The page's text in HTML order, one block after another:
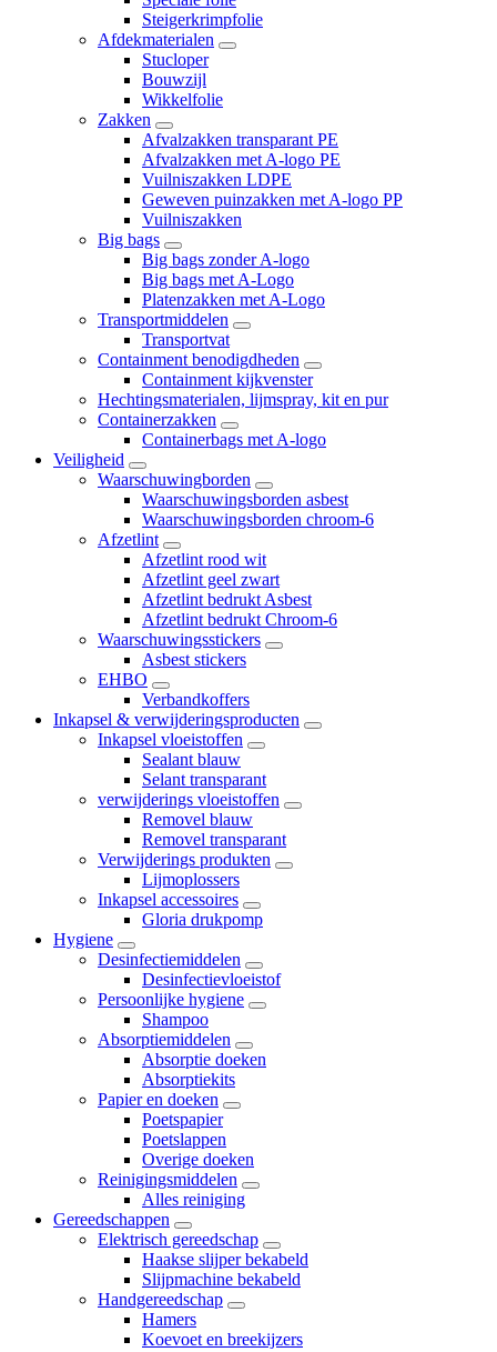
Steigerkrimpfolie
Afdekmaterialen
Stucloper
Bouwzijl
Wikkelfolie
Zakken
Afvalzakken transparant PE
Afvalzakken met A-logo PE
Vuilniszakken LDPE
Geweven puinzakken met A-logo PP
Vuilniszakken
Big bags
Big bags zonder A-logo
Big bags met A-Logo
Platenzakken met A-Logo
Transportmiddelen
Transportvat
Containment benodigdheden
Containment kijkvenster
Hechtingsmaterialen, lijmspray, kit en pur
Containerzakken
Containerbags met A-logo
Veiligheid
Waarschuwingborden
Waarschuwingsborden asbest
Waarschuwingsborden chroom-6
Afzetlint
Afzetlint rood wit
Afzetlint geel zwart
Afzetlint bedrukt Asbest
Afzetlint bedrukt Chroom-6
Waarschuwingsstickers
Asbest stickers
EHBO
Verbandkoffers
Inkapsel & verwijderingsproducten
Inkapsel vloeistoffen
Sealant blauw
Selant transparant
verwijderings vloeistoffen
Removel blauw
Removel transparant
Verwijderings produkten
Lijmoplossers
Inkapsel accessoires
Gloria drukpomp
Hygiene
Desinfectiemiddelen
Desinfectievloeistof
Persoonlijke hygiene
Shampoo
Absorptiemiddelen
Absorptie doeken
Absorptiekits
Papier en doeken
Poetspapier
Poetslappen
Overige doeken
Reinigingsmiddelen
Alles reiniging
Gereedschappen
Elektrisch gereedschap
Haakse slijper bekabeld
Slijpmachine bekabeld
Handgereedschap
Hamers
Koevoet en breekijzers